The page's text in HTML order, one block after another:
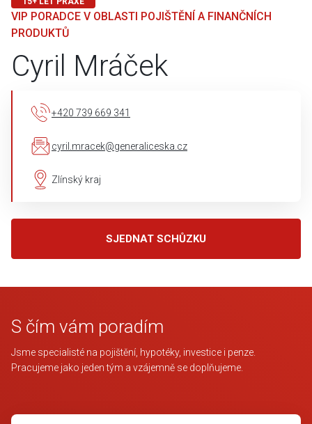
VIP PORADCE V OBLASTI POJIŠTĚNÍ A FINANČNÍCH
PRODUKTŮ
Cyril Mráček
+420 739 669 341
cyril.mracek@generaliceska.cz
Zlínský kraj
SJEDNAT SCHŮZKU
S čím vám poradím
Jsme specialisté na pojištění, hypotéky, investice i penze.
Pracujeme jako jeden tým a vzájemně se doplňujeme.